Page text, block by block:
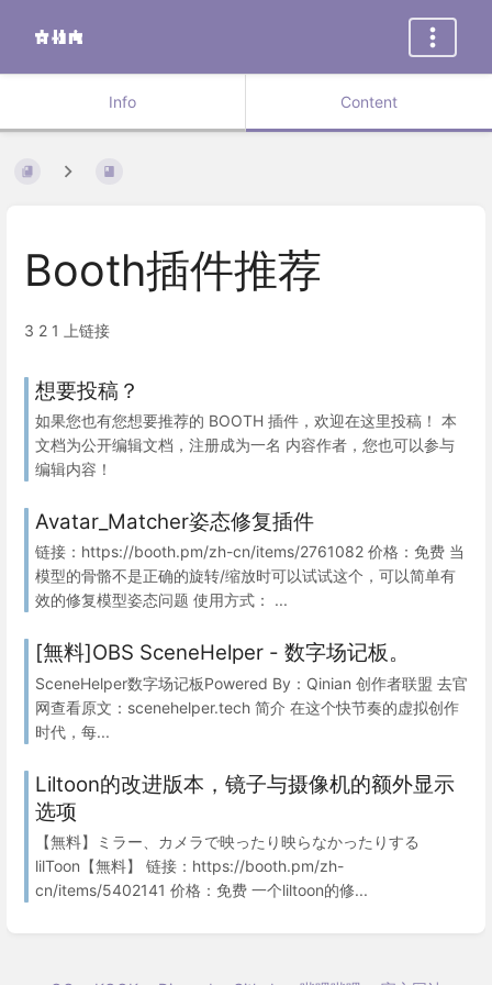
Info Content
Booth插件推荐
3 2 1 上链接
想要投稿？
如果您也有您想要推荐的 BOOTH 插件，欢迎在这里投稿！ 本
文档为公开编辑文档，注册成为一名 内容作者，您也可以参与
编辑内容！
Avatar_Matcher姿态修复插件
链接：https://booth.pm/zh-cn/items/2761082 价格：免费 当
模型的骨骼不是正确的旋转/缩放时可以试试这个，可以简单有
效的修复模型姿态问题 使用方式： ...
[無料]OBS SceneHelper - 数字场记板。
SceneHelper数字场记板Powered By：Qinian 创作者联盟 去官
网查看原文：scenehelper.tech 简介 在这个快节奏的虚拟创作
时代，每...
Liltoon的改进版本，镜子与摄像机的额外显示
选项
【無料】ミラー、カメラで映ったり映らなかったりする
lilToon【無料】 链接：https://booth.pm/zh-
cn/items/5402141 价格：免费 一个liltoon的修...